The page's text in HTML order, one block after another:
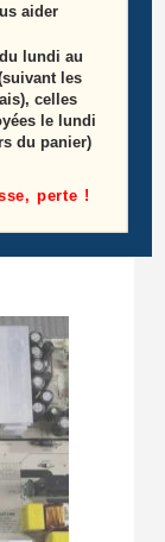
aider
lundi au
les
celles
le lundi
du panier)
perte !